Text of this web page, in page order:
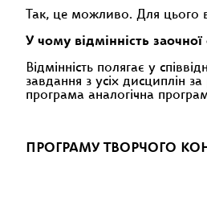
Так, це можливо. Для цього в
У чому відмінність
Відмінність полягає у
завдання з усіх дисциплін
програма аналогічна
ПРОГРАМУ ТВОРЧОГО